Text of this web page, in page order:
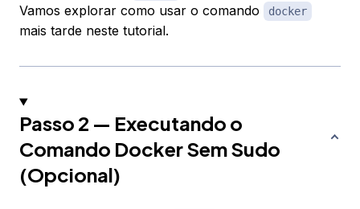
Vamos explorar como usar o comando
docker
mais tarde neste tutorial.
Passo 2 — Executando o
Comando Docker Sem Sudo
(Opcional)